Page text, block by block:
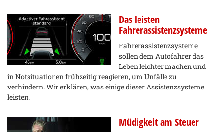
Das leisten
Fahrerassistenzsysteme
Fahrerassistenzsysteme
sollen dem Autofahrer das
Leben leichter machen und
in Notsituationen frühzeitig reagieren, um Unfälle zu
verhindern. Wir erklären, was einige dieser Assistenzsysteme
leisten.
Müdigkeit am Steuer